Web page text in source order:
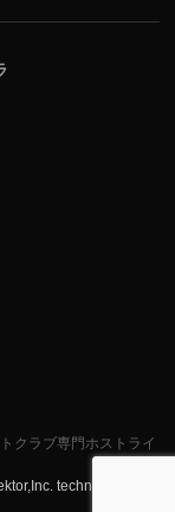
クラブ専門ホストライ
technology.